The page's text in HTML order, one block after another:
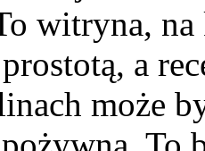
witryna,
a
może